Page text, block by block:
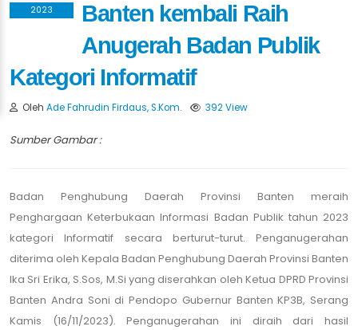
2023
Banten kembali Raih
Anugerah Badan Publik
Kategori Informatif
Oleh Ade Fahrudin Firdaus, S.Kom. 392 View
Sumber Gambar :
Badan Penghubung Daerah Provinsi Banten meraih
Penghargaan Keterbukaan Informasi Badan Publik tahun 2023
kategori Informatif secara berturut-turut. Penganugerahan
diterima oleh Kepala Badan Penghubung Daerah Provinsi Banten
Ika Sri Erika, S.Sos, M.Si yang diserahkan oleh Ketua DPRD Provinsi
Banten Andra Soni di Pendopo Gubernur Banten KP3B, Serang
Kamis (16/11/2023). Penganugerahan ini diraih dari hasil